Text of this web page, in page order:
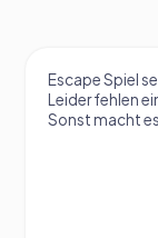
Escape Spiel
Leider fehlen
Sonst macht es